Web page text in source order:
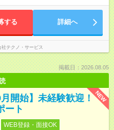
する 詳細へ
社テクノ・サービス
掲載日：2026.08.05
NEW
開始】未経験歓迎！
ート
WEB登録・面接OK